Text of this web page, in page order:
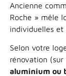
Ancienne
Roche » mêle
individuelles et
Selon votre
rénovation
aluminium ou